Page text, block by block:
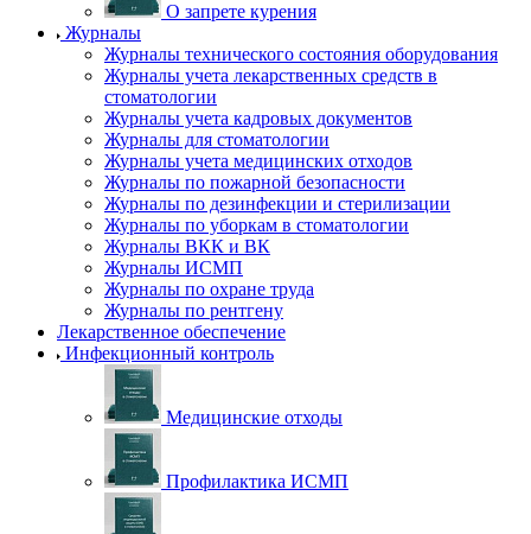
О запрете курения
Журналы
Журналы технического состояния оборудования
Журналы учета лекарственных средств в
стоматологии
Журналы учета кадровых документов
Журналы для стоматологии
Журналы учета медицинских отходов
Журналы по пожарной безопасности
Журналы по дезинфекции и стерилизации
Журналы по уборкам в стоматологии
Журналы ВКК и ВК
Журналы ИСМП
Журналы по охране труда
Журналы по рентгену
Лекарственное обеспечение
Инфекционный контроль
Медицинские отходы
Профилактика ИСМП